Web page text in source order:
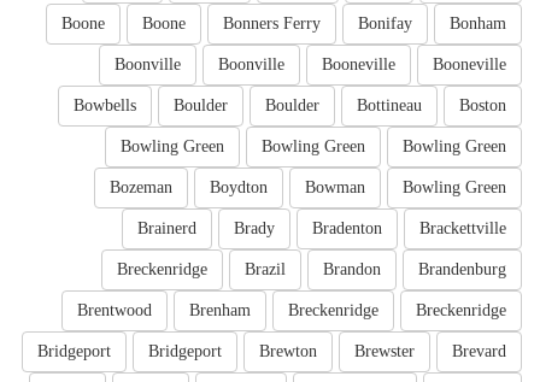
Bonham
Bonifay
Bonners Ferry
Boone
Boone
Booneville
Booneville
Boonville
Boonville
Boston
Bottineau
Boulder
Boulder
Bowbells
Bowling Green
Bowling Green
Bowling Green
Bowling Green
Bowman
Boydton
Bozeman
Brackettville
Bradenton
Brady
Brainerd
Brandenburg
Brandon
Brazil
Breckenridge
Breckenridge
Breckenridge
Brenham
Brentwood
Brevard
Brewster
Brewton
Bridgeport
Bridgeport